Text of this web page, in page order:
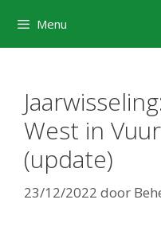
naar
de
Menu
West in
(update)
23/12/2022 door